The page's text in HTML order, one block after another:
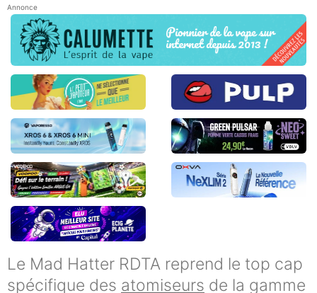
Annonce
Le Mad Hatter RDTA reprend le top cap
spécifique des atomiseurs de la gamme